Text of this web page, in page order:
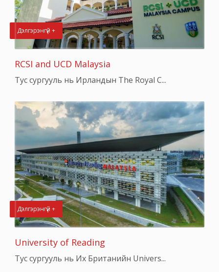
Дэлгэрэнгүй +
RCSI and UCD Malaysia
Тус сургууль нь Ирландын The Royal C...
Дэлгэрэнгүй +
University of Reading
Тус сургууль нь Их Британийн Univers...